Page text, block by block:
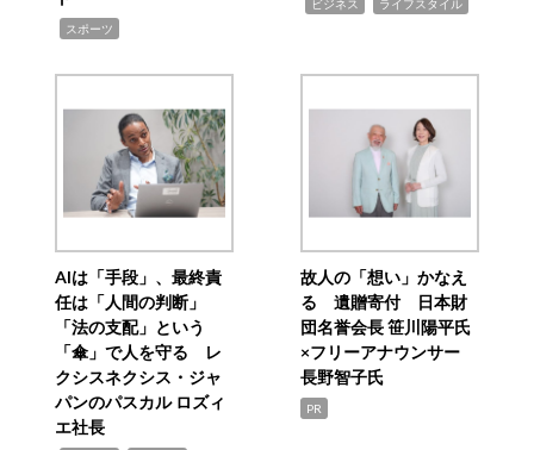
スポーツ
ビジネス ライフスタイル
AIは「手段」、最終責
任は「人間の判断」
「法の支配」という
「傘」で人を守る レ
クシスネクシス・ジャ
パンのパスカル ロズィ
エ社長
故人の「想い」かなえ
る 遺贈寄付 日本財
団名誉会長 笹川陽平氏
×フリーアナウンサー
長野智子氏
PR